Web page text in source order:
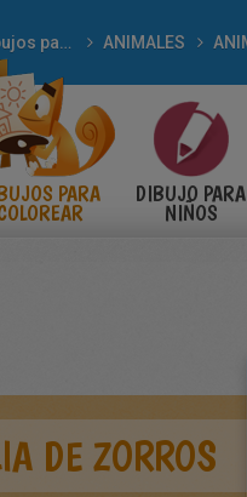
para Colorear ANIMALES
PARA DIBUJO PARA
NIÑOS
DE ZORROS